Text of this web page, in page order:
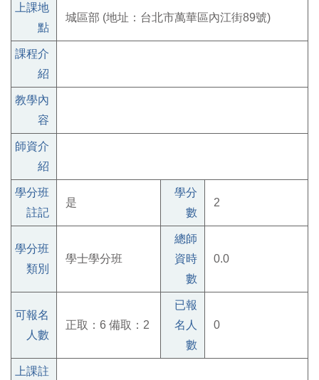
上課地
點
城區部 (地址：台北市萬華區內江街89號)
課程介
紹
教學內
容
師資介
紹
學分班
註記
是
學分
數
2
學分班
類別
學士學分班
總師
資時
數
0.0
可報名
人數
正取：6 備取：2
已報
名人
數
0
上課註